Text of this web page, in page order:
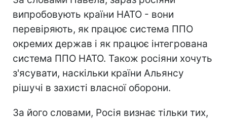
випробовують країни НАТО - вони
перевіряють, як працює система ППО
окремих держав і як працює інтегрована
система ППО НАТО. Також росіяни хочуть
з'ясувати, наскільки країни Альянсу
рішучі в захисті власної оборони.
За його словами, Росія визнає тільки тих,